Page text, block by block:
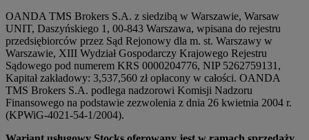
OANDA TMS Brokers S.A. z siedzibą w Warszawie, Warsaw
UNIT, Daszyńskiego 1, 00-843 Warszawa, wpisana do rejestru
przedsiębiorców przez Sąd Rejonowy dla m. st. Warszawy w
Warszawie, XIII Wydział Gospodarczy Krajowego Rejestru
Sądowego pod numerem KRS 0000204776, NIP 5262759131,
Kapitał zakładowy: 3,537,560 zł opłacony w całości. OANDA
TMS Brokers S.A. podlega nadzorowi Komisji Nadzoru
Finansowego na podstawie zezwolenia z dnia 26 kwietnia 2004 r.
(KPWiG-4021-54-1/2004).